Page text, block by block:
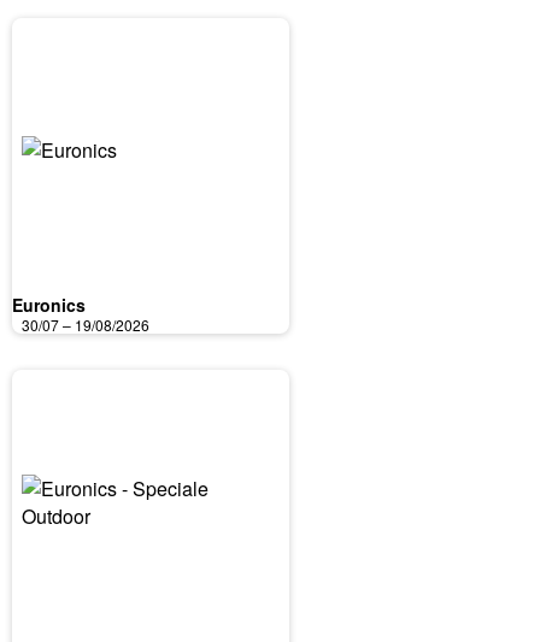
Euronics
30/07 – 19/08/2026